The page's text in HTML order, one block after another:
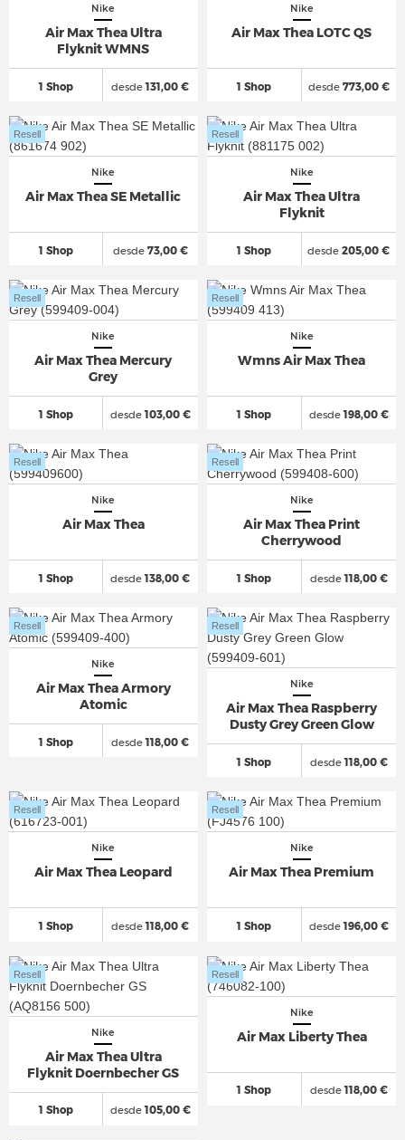
Nike
Air Max Thea Ultra
Flyknit WMNS
1 Shop desde131,00 €
Nike
Air Max Thea LOTC QS
1 Shop desde773,00 €
Nike
Air Max Thea SE Metallic
1 Shop
Resell
desde73,00 €
Nike
Air Max Thea Ultra
Flyknit
1 Shop
Resell
desde 205,00 €
Nike
Air Max Thea Mercury
Grey
1 Shop
Resell
desde103,00 €
Nike
Wmns Air Max Thea
1 Shop
Resell
desde198,00 €
Nike
Air Max Thea
1 Shop
Resell
desde138,00 €
Nike
Air Max Thea Print
Cherrywood
1 Shop
Resell
desde118,00 €
Nike
Air Max Thea Armory
Atomic
1 Shop
Resell
desde118,00 €
Nike
Air Max Thea Raspberry
Dusty Grey Green Glow
1 Shop
Resell
desde118,00 €
Nike
Air Max Thea Leopard
1 Shop
Resell
desde118,00 €
Nike
Air Max Thea Premium
1 Shop
Resell
desde196,00 €
Nike
Air Max Thea Ultra
Flyknit Doernbecher GS
1 Shop
Resell
desde105,00 €
Nike
Air Max Liberty Thea
1 Shop
Resell
desde118,00 €